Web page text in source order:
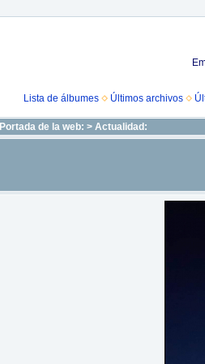
Lista de álbumes
Últimos archivos
Portada de la web: > Actualidad: